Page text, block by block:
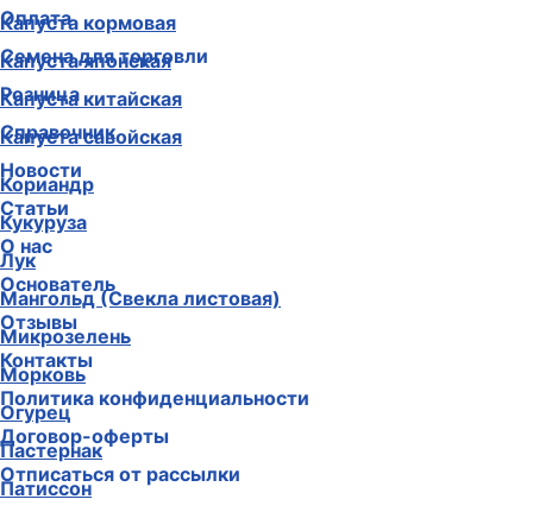
Капуста кормовая
Капуста японская
Капуста китайская
Капуста савойская
Кориандр
Кукуруза
Лук
Мангольд (Свекла листовая)
Микрозелень
Морковь
Огурец
Пастернак
Патиссон
Оплата
Семена для торговли
Розница
Справочник
Новости
Статьи
О нас
Основатель
Отзывы
Контакты
Политика конфиденциальности
Договор-оферты
Отписаться от рассылки